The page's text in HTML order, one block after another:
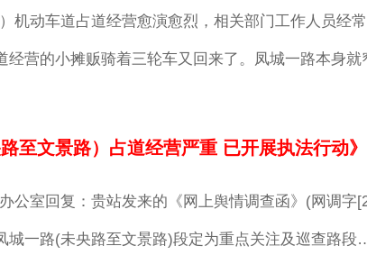
机动车道占道经营愈演愈烈，相关部门工作人员经
经营的小摊贩骑着三轮车又回来了。凤城一路本身
至文景路）占道经营严重 已开展执法行动》
公室回复：贵站发来的《网上舆情调查函》(网调字
城一路(未央路至文景路)段定为重点关注及巡查路段